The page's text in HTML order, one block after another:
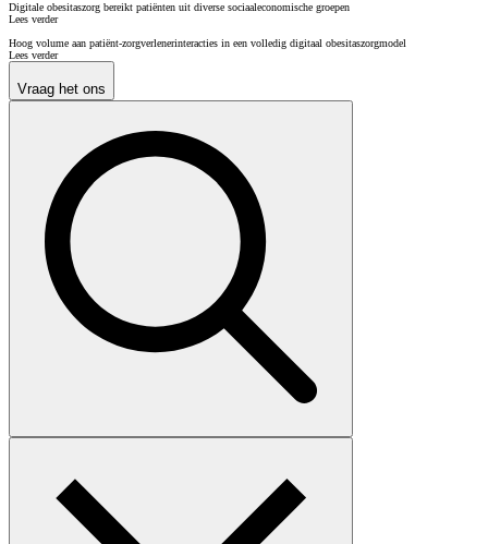
Digitale obesitaszorg bereikt patiënten uit diverse sociaaleconomische groepen
Lees verder
Hoog volume aan patiënt-zorgverlenerinteracties in een volledig digitaal obesitaszorgmodel
Lees verder
Vraag het ons